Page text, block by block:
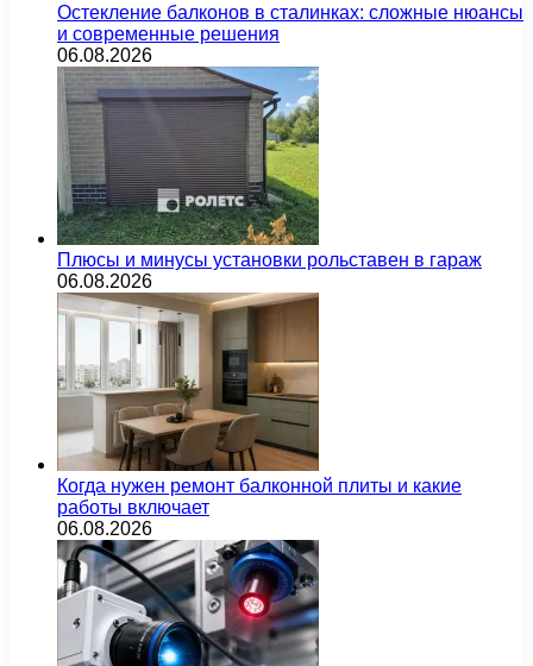
Остекление балконов в сталинках: сложные нюансы
и современные решения
06.08.2026
Плюсы и минусы установки рольставен в гараж
06.08.2026
Когда нужен ремонт балконной плиты и какие
работы включает
06.08.2026